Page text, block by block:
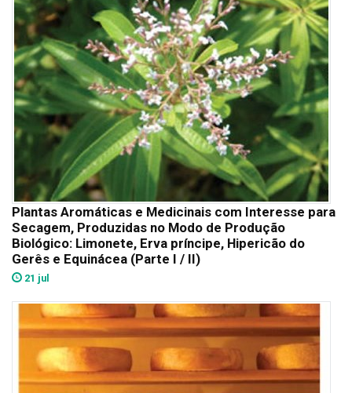
Plantas Aromáticas e Medicinais com Interesse para
Secagem, Produzidas no Modo de Produção
Biológico: Limonete, Erva príncipe, Hipericão do
Gerês e Equinácea (Parte I / II)
21 jul